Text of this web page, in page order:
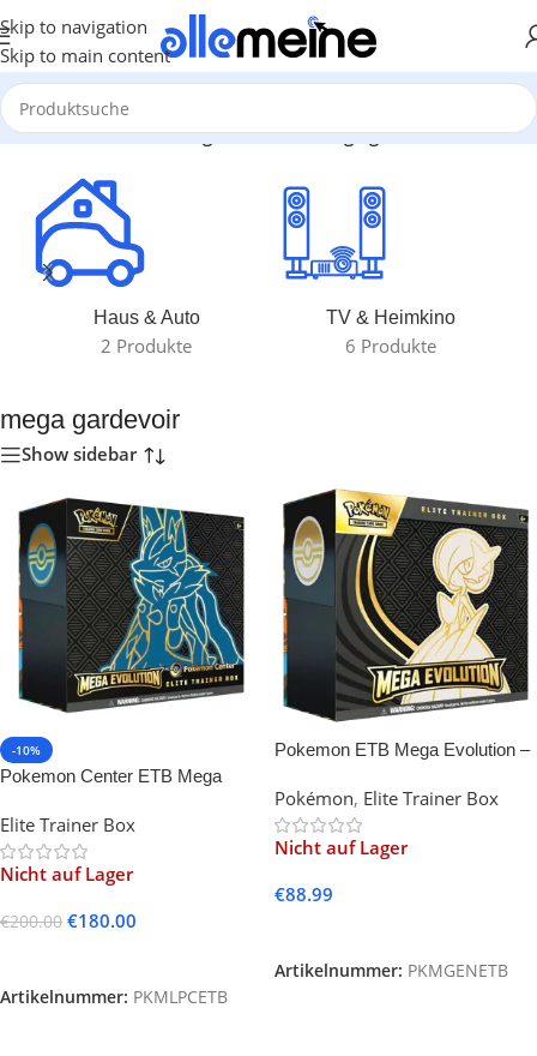
Skip to navigation
Skip to main content
Start/Produkte verschlagwortet mit „mega gardevoir“
Haus & Auto
2 Produkte
TV & Heimkino
6 Produkte
mega gardevoir
Show sidebar
-10%
Pokemon Center ETB Mega
Elite Trainer Box
Nicht auf Lager
€200.00 €180.00
Artikelnummer: PKMLPCETB
Pokemon ETB Mega Evolution –
Pokémon, Elite Trainer Box
Nicht auf Lager
€88.99
Artikelnummer: PKMGENETB